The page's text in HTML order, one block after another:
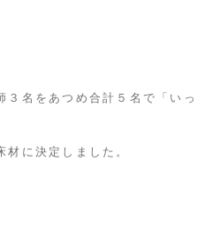
名をあつめ合計５名で「いっ
に決定しました。